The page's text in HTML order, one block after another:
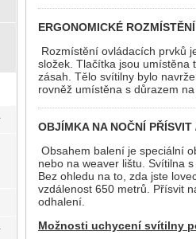
ERGONOMICKÉ
Rozmístění ovládacích prvků
složek. Tlačítka jsou umístěna
zásah. Tělo svítilny bylo
rovněž umístěna s důrazem
OBJÍMKA NA NOČNÍ PŘÍSVIT
Obsahem balení je speciální
nebo na weaver lištu. Svítilna
Bez ohledu na to, zda jste
vzdálenost 650 metrů. Přísvit
odhalení.
Možnosti uchycení svítilny